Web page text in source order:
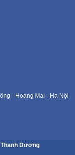
- Hoàng Mai - Hà Nội
Dương